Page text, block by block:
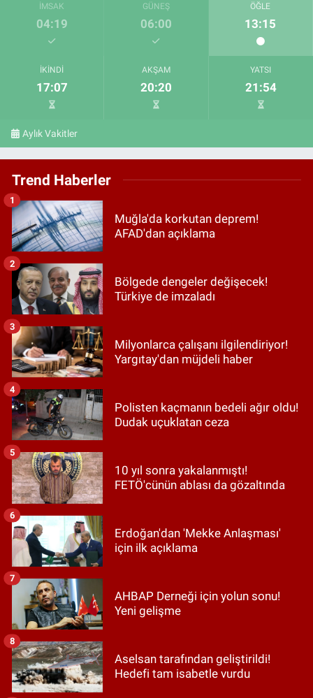
İMSAK
04:19
GÜNEŞ
06:00
ÖĞLE
13:15
İKINDI
17:07
AKŞAM
20:20
YATSI
21:54
Aylık Vakitler
Trend Haberler
Muğla'da korkutan deprem!
AFAD'dan açıklama
1
Bölgede dengeler değişecek!
Türkiye de imzaladı
2
Milyonlarca çalışanı ilgilendiriyor!
Yargıtay'dan müjdeli haber
3
Polisten kaçmanın bedeli ağır oldu!
Dudak uçuklatan ceza
4
10 yıl sonra yakalanmıştı!
FETÖ'cünün ablası da gözaltında
5
Erdoğan'dan 'Mekke Anlaşması'
için ilk açıklama
6
AHBAP Derneği için yolun sonu!
Yeni gelişme
7
Aselsan tarafından geliştirildi!
Hedefi tam isabetle vurdu
8